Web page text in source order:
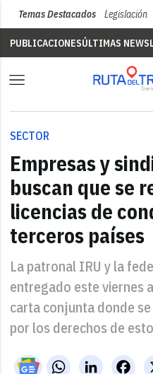
Temas Destacados Legislación
PUBLICACIONESÚLTIMAS
SECTOR
Empresas y
buscan que se
licencias de
terceros países
La patronal IRU y la
entregado este viernes
carta conjunta donde
por los derechos de
WhatsAppLinkedIn